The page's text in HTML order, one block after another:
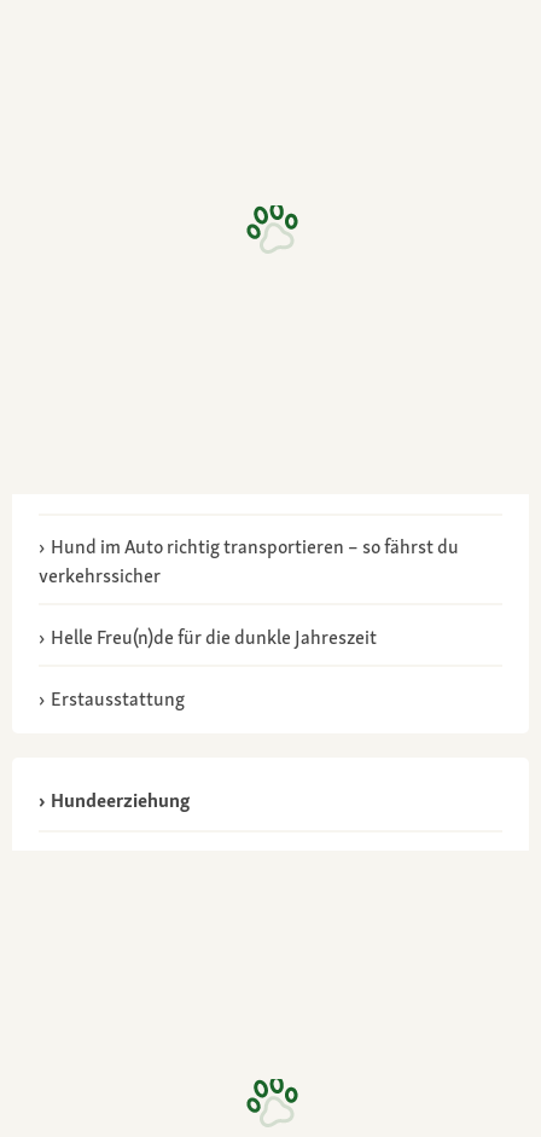
Hund im Auto richtig transportieren – so fährst du
verkehrssicher
Helle Freu(n)de für die dunkle Jahreszeit
Erstausstattung
Hundeerziehung